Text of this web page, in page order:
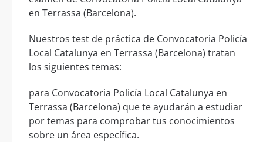
en Terrassa (Barcelona).
Nuestros test de práctica de Convocatoria Policía
Local Catalunya en Terrassa (Barcelona) tratan
los siguientes temas:
para Convocatoria Policía Local Catalunya en
Terrassa (Barcelona) que te ayudarán a estudiar
por temas para comprobar tus conocimientos
sobre un área específica.